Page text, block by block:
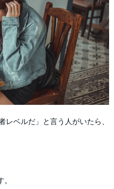
レベルだ」と言う人がいたら、